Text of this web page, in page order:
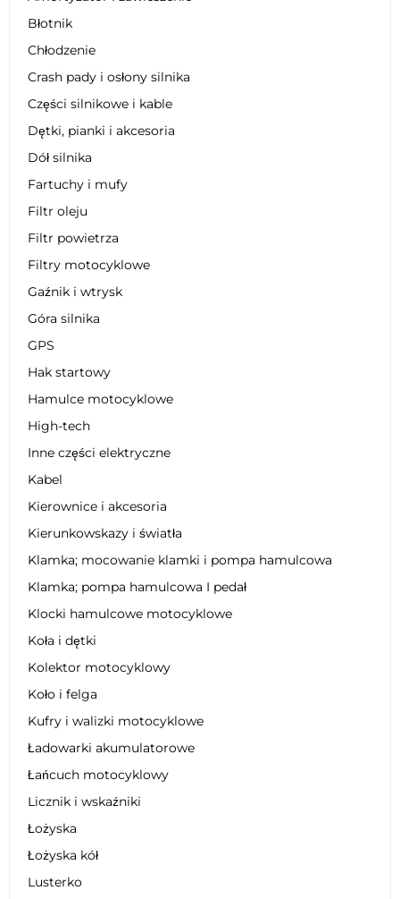
Błotnik
Chłodzenie
Crash pady i osłony silnika
Części silnikowe i kable
Dętki, pianki i akcesoria
Dół silnika
Fartuchy i mufy
Filtr oleju
Filtr powietrza
Filtry motocyklowe
Gaźnik i wtrysk
Góra silnika
GPS
Hak startowy
Hamulce motocyklowe
High-tech
Inne części elektryczne
Kabel
Kierownice i akcesoria
Kierunkowskazy i światła
Klamka; mocowanie klamki i pompa hamulcowa
Klamka; pompa hamulcowa I pedał
Klocki hamulcowe motocyklowe
Koła i dętki
Kolektor motocyklowy
Koło i felga
Kufry i walizki motocyklowe
Ładowarki akumulatorowe
Łańcuch motocyklowy
Licznik i wskaźniki
Łożyska
Łożyska kół
Lusterko